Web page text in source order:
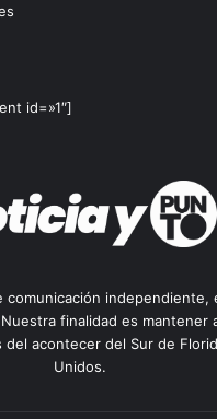
id=»1″]
comunicación independiente,
finalidad es mantener
del acontecer del Sur de
Unidos.